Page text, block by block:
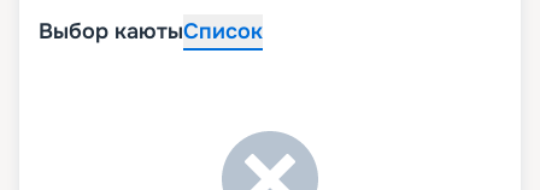
Выбор каютыСписок